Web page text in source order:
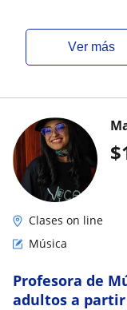
ver más
$
Clases on line
Música
Profesora de
adultos a partir